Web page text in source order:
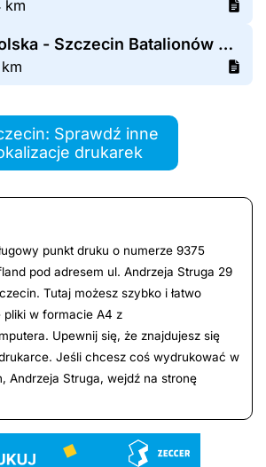
km
Poczta Polska - Szczecin Batalionów Chłopskich
Sprawdź inne
drukarek
punkt druku o numerze 9375
pod adresem ul. Andrzeja Struga 29
Tutaj możesz szybko i łatwo
w formacie A4 z
Upewnij się, że znajdujesz się
Jeśli chcesz coś wydrukować w
Andrzeja Struga, wejdź na stronę